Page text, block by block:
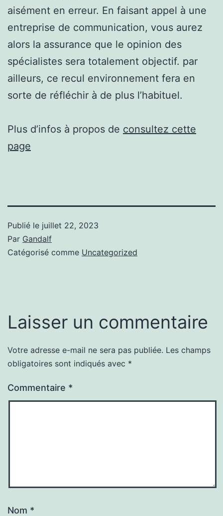
aisément en erreur. En faisant appel à une
entreprise de communication, vous aurez
alors la assurance que le opinion des
spécialistes sera totalement objectif. par
ailleurs, ce recul environnement fera en
sorte de réfléchir à de plus l’habituel.
Plus d’infos à propos de consultez cette
page
Publié le juillet 22, 2023
Par Gandalf
Catégorisé comme Uncategorized
Laisser un commentaire
Votre adresse e-mail ne sera pas publiée. Les champs
obligatoires sont indiqués avec *
Commentaire *
Nom *